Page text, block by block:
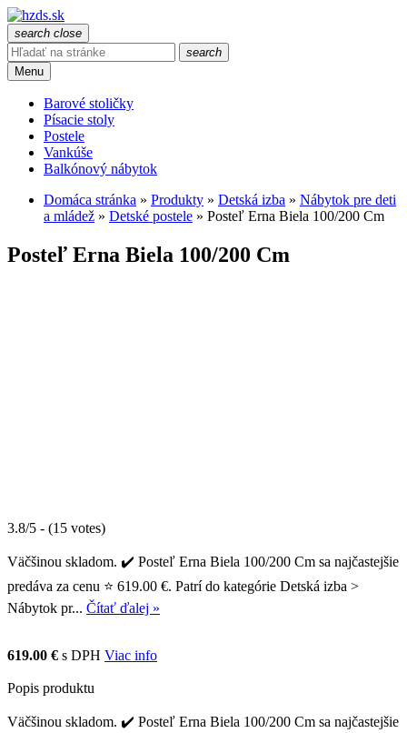
search close
search
Menu
Barové stoličky
Písacie stoly
Postele
Vankúše
Balkónový nábytok
Domáca stránka » Produkty » Detská izba » Nábytok pre deti
a mládež » Detské postele » Posteľ Erna Biela 100/200 Cm
Posteľ Erna Biela 100/200 Cm
3.8/5 - (15 votes)
Väčšinou skladom. ✔️ Posteľ Erna Biela 100/200 Cm sa najčastejšie
predáva za cenu ⭐ 619.00 €. Patrí do kategórie Detská izba >
Nábytok pr... Čítať ďalej »
619.00 € s DPH Viac info
Popis produktu
Väčšinou skladom. ✔️ Posteľ Erna Biela 100/200 Cm sa najčastejšie